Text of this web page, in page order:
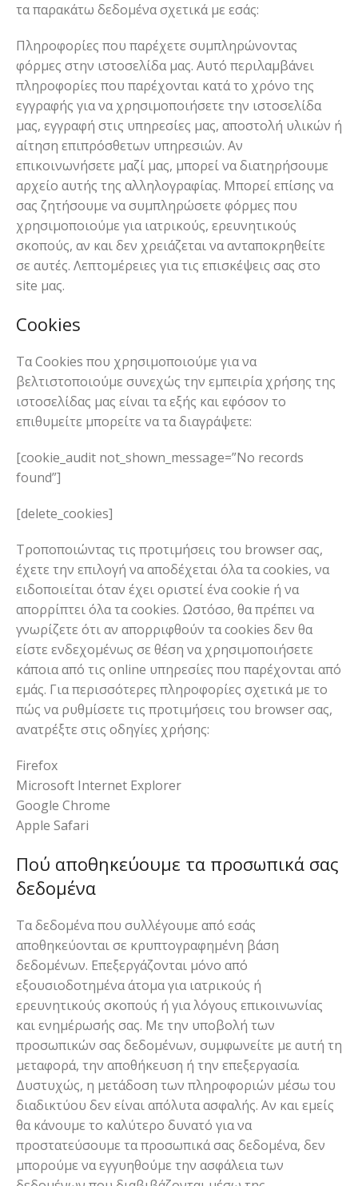
τα παρακάτω δεδομένα σχετικά με εσάς:
Πληροφορίες που παρέχετε συμπληρώνοντας
φόρμες στην ιστοσελίδα μας. Αυτό περιλαμβάνει
πληροφορίες που παρέχονται κατά το χρόνο της
εγγραφής για να χρησιμοποιήσετε την ιστοσελίδα
μας, εγγραφή στις υπηρεσίες μας, αποστολή υλικών ή
αίτηση επιπρόσθετων υπηρεσιών. Αν
επικοινωνήσετε μαζί μας, μπορεί να διατηρήσουμε
αρχείο αυτής της αλληλογραφίας. Μπορεί επίσης να
σας ζητήσουμε να συμπληρώσετε φόρμες που
χρησιμοποιούμε για ιατρικούς, ερευνητικούς
σκοπούς, αν και δεν χρειάζεται να ανταποκρηθείτε
σε αυτές. Λεπτομέρειες για τις επισκέψεις σας στο
site μας.
Cookies
Τα Cookies που χρησιμοποιούμε για να
βελτιστοποιούμε συνεχώς την εμπειρία χρήσης της
ιστοσελίδας μας είναι τα εξής και εφόσον το
επιθυμείτε μπορείτε να τα διαγράψετε:
[cookie_audit not_shown_message=”No records
found”]
[delete_cookies]
Τροποποιώντας τις προτιμήσεις του browser σας,
έχετε την επιλογή να αποδέχεται όλα τα cookies, να
ειδοποιείται όταν έχει οριστεί ένα cookie ή να
απορρίπτει όλα τα cookies. Ωστόσο, θα πρέπει να
γνωρίζετε ότι αν απορριφθούν τα cookies δεν θα
είστε ενδεχομένως σε θέση να χρησιμοποιήσετε
κάποια από τις online υπηρεσίες που παρέχονται από
εμάς. Για περισσότερες πληροφορίες σχετικά με το
πώς να ρυθμίσετε τις προτιμήσεις του browser σας,
ανατρέξτε στις οδηγίες χρήσης:
Firefox
Microsoft Internet Explorer
Google Chrome
Αpple Safari
Πού αποθηκεύουμε τα προσωπικά σας
δεδομένα
Τα δεδομένα που συλλέγουμε από εσάς
αποθηκεύονται σε κρυπτογραφημένη βάση
δεδομένων. Επεξεργάζονται μόνο από
εξουσιοδοτημένα άτομα για ιατρικούς ή
ερευνητικούς σκοπούς ή για λόγους επικοινωνίας
και ενημέρωσής σας. Με την υποβολή των
προσωπικών σας δεδομένων, συμφωνείτε με αυτή τη
μεταφορά, την αποθήκευση ή την επεξεργασία.
Δυστυχώς, η μετάδοση των πληροφοριών μέσω του
διαδικτύου δεν είναι απόλυτα ασφαλής. Αν και εμείς
θα κάνουμε το καλύτερο δυνατό για να
προστατεύσουμε τα προσωπικά σας δεδομένα, δεν
μπορούμε να εγγυηθούμε την ασφάλεια των